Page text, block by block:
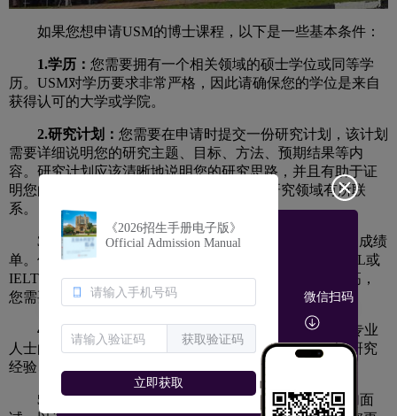
如果您想申请USM的博士课程，以下是一些基本条件：
1.学历： 您需要拥有一个相关领域的硕士学位或同等学
历。USM对学历要求非常严格，因此请确保您的学位是来自
获得认可的大学或学院。
2.研究计划： 您需要在申请时提交一份研究计划，该计划
需要详细说明您的研究主题、目标、方法、预期结果等内
容。研究计划应该清晰地说明您的研究思路，并且有助于证
明您的研究方向与USM教授和研究团队的研究领域有所联
系。
3.考试成绩：您需要提供GRE、GMAT或同等考试的成绩
单。但是，如果您的母语是英语，您可以通过提供TOEFL或
IELTS的成绩单来代替。USM对英语语言能力要求非常高，
您需要获得相应的分数才能申请。
4.推荐信：您需要提交2-3封来自您的导师、教授或专业
人士的推荐信。这些信件应该详细说明您的学术能力、研究
经验、个人品质等方面的情况。
5.面试：在提交完申请材料后，您可能会被邀请参加面
《2026招生手册电子版》
Official Admission Manual
获取验证码
立即获取
微信扫码